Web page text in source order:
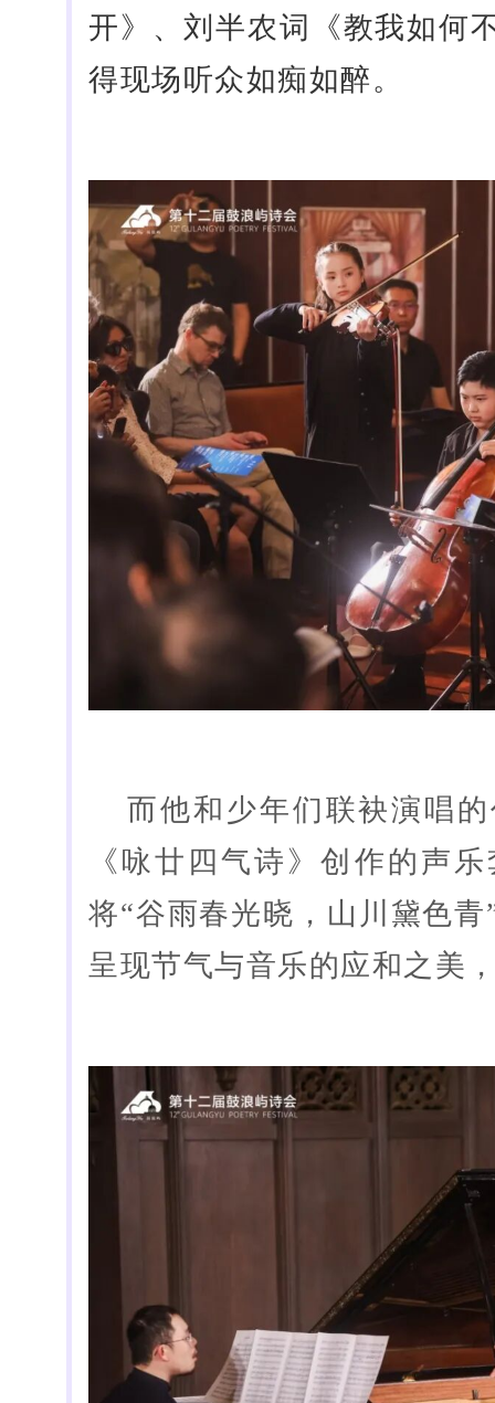
开》、刘半农词《教我如何
得现场听众如痴如醉。
而他和少年们联袂演唱
《咏廿四气诗》创作的声
将“谷雨春光晓，山川黛色
呈现节气与音乐的应和之美